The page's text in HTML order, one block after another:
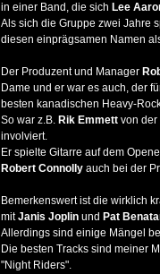
in einer Band, die sich Lee
Als sich die Gruppe zwei Jahre
diesen einprägsamen Namen
Der Produzent und Manager
Dame und er war es auch, der
besten kanadischen Heavy-
So war z.B. Rik Emmett von der
involviert.
Er spielte Gitarre auf dem
Robert Connolly auch bei der
Bemerkenswert ist die wirklich
mitJanis Joplin und Pat
Allerdings sind einige Mängel
Die besten Tracks sind meiner
"Night Riders".